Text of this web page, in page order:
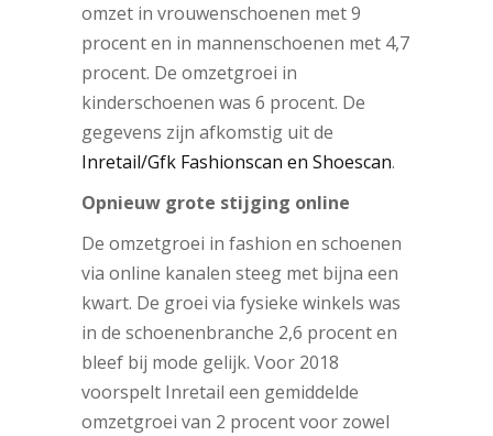
omzet in vrouwenschoenen met 9
procent en in mannenschoenen met 4,7
procent. De omzetgroei in
kinderschoenen was 6 procent. De
gegevens zijn afkomstig uit de
Inretail/Gfk Fashionscan en Shoescan.
Opnieuw grote stijging online
De omzetgroei in fashion en schoenen
via online kanalen steeg met bijna een
kwart. De groei via fysieke winkels was
in de schoenenbranche 2,6 procent en
bleef bij mode gelijk. Voor 2018
voorspelt Inretail een gemiddelde
omzetgroei van 2 procent voor zowel